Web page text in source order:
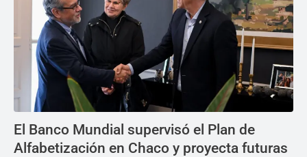
El Banco Mundial supervisó el Plan de
Alfabetización en Chaco y proyecta futuras